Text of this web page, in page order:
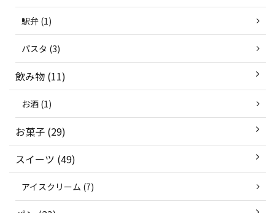
駅弁 (1)
パスタ (3)
飲み物 (11)
お酒 (1)
お菓子 (29)
スイーツ (49)
アイスクリーム (7)